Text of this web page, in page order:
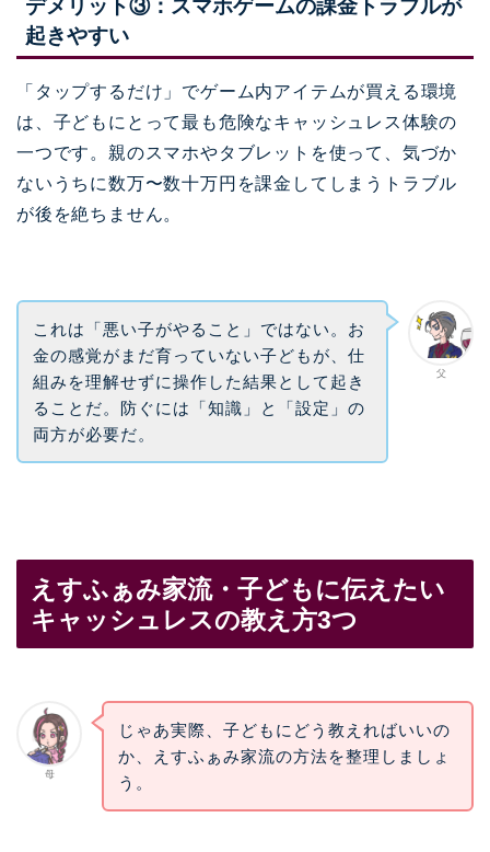
デメリット③：スマホゲームの課金トラブルが
起きやすい
「タップするだけ」でゲーム内アイテムが買える環境
は、子どもにとって最も危険なキャッシュレス体験の
一つです。親のスマホやタブレットを使って、気づか
ないうちに数万〜数十万円を課金してしまうトラブル
が後を絶ちません。
父
これは「悪い子がやること」ではない。お
金の感覚がまだ育っていない子どもが、仕
組みを理解せずに操作した結果として起き
ることだ。防ぐには「知識」と「設定」の
両方が必要だ。
えすふぁみ家流・子どもに伝えたい
キャッシュレスの教え方3つ
母
じゃあ実際、子どもにどう教えればいいの
か、えすふぁみ家流の方法を整理しましょ
う。